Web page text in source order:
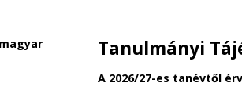
Tanulmányi
A 2026/27-es tanévtől